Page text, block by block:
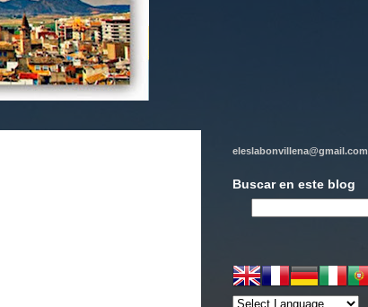
eleslabonvillena@gmail.com
Buscar en este blog